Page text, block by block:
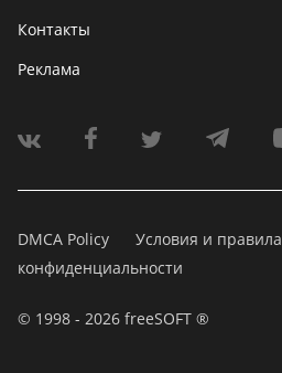
Контакты
Реклама
DMCA Policy Условия и правила
конфиденциальности
© 1998 - 2026 freeSOFT ®